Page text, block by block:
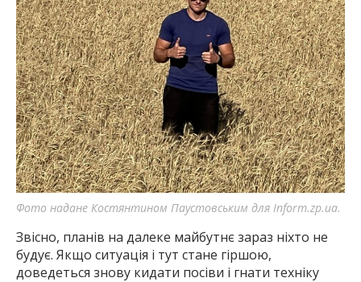
Фото надане Костянтином Паустовським для Inform.zp.ua.
Звісно, планів на далеке майбутнє зараз ніхто не
будує. Якщо ситуація і тут стане гіршою,
доведеться знову кидати посіви і гнати техніку